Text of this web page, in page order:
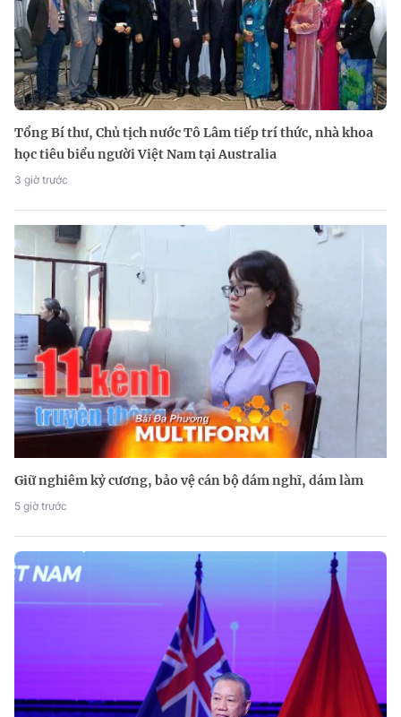
Tổng Bí thư, Chủ tịch nước Tô Lâm tiếp trí thức, nhà khoa
học tiêu biểu người Việt Nam tại Australia
3 giờ trước
Giữ nghiêm kỷ cương, bảo vệ cán bộ dám nghĩ, dám làm
5 giờ trước